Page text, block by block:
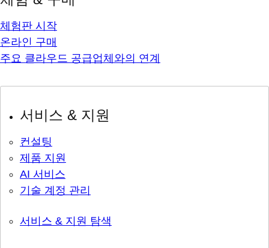
체험판 시작
온라인 구매
주요 클라우드 공급업체와의 연계
서비스 & 지원
컨설팅
제품 지원
AI 서비스
기술 계정 관리
서비스 & 지원 탐색